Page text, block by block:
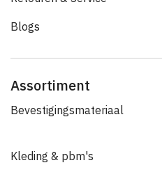
Blogs
Assortiment
Bevestigingsmateriaal
Kleding & pbm's